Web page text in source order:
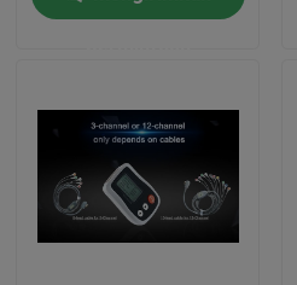
Produk
Tentang kami